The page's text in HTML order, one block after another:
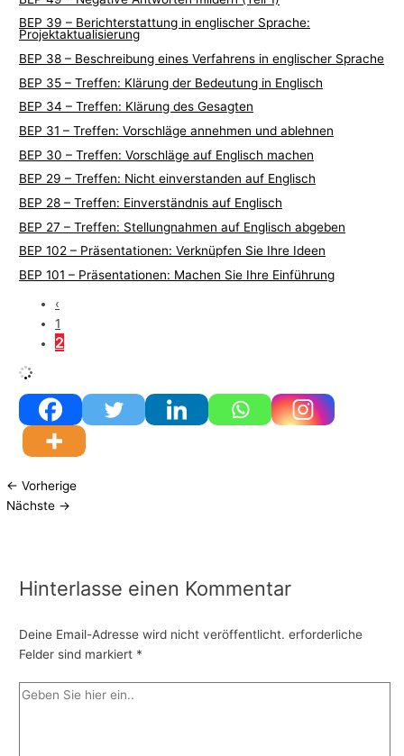
BEP 39 – Berichterstattung in englischer Sprache:
Projektaktualisierung
BEP 38 – Beschreibung eines Verfahrens in englischer Sprache
BEP 35 – Treffen: Klärung der Bedeutung in Englisch
BEP 34 – Treffen: Klärung des Gesagten
BEP 31 – Treffen: Vorschläge annehmen und ablehnen
BEP 30 – Treffen: Vorschläge auf Englisch machen
BEP 29 – Treffen: Nicht einverstanden auf Englisch
BEP 28 – Treffen: Einverständnis auf Englisch
BEP 27 – Treffen: Stellungnahmen auf Englisch abgeben
BEP 102 – Präsentationen: Verknüpfen Sie Ihre Ideen
BEP 101 – Präsentationen: Machen Sie Ihre Einführung
‹
1
2
← Vorherige
Nächste →
Hinterlasse einen Kommentar
Deine Email-Adresse wird nicht veröffentlicht. erforderliche
Felder sind markiert *
n